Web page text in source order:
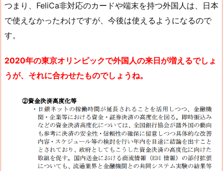
つまり、FeliCa非対応のカードや端末を持つ外国人は、日本
で使えなかったわけですが、今後は使えるようになるので
す。
2020年の東京オリンピックで外国人の来日が増えるでしょ
うが、それに合わせたものでしょうね。